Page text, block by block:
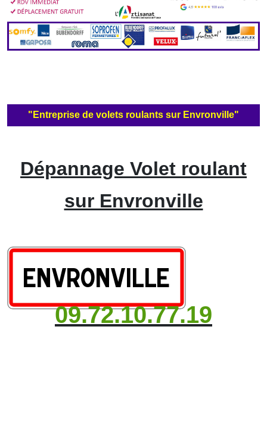
"Entreprise de volets roulants sur Envronville"
Dépannage Volet roulant
sur Envronville
09.72.10.77.19